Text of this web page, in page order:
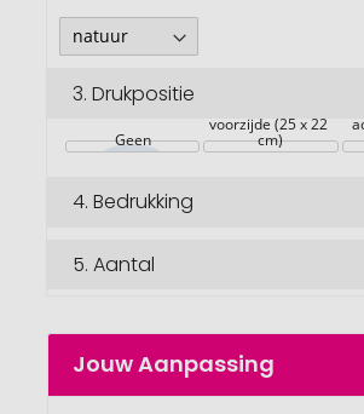
3. Drukpositie
Geen
voorzijde (25 x 22
cm)
4. Bedrukking
5. Aantal
Jouw Aanpassing